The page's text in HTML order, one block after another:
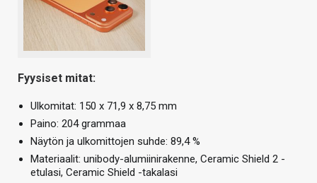
Fyysiset mitat:
Ulkomitat: 150 x 71,9 x 8,75 mm
Paino: 204 grammaa
Näytön ja ulkomittojen suhde: 89,4 %
Materiaalit: unibody-alumiinirakenne, Ceramic Shield 2 -
etulasi, Ceramic Shield -takalasi